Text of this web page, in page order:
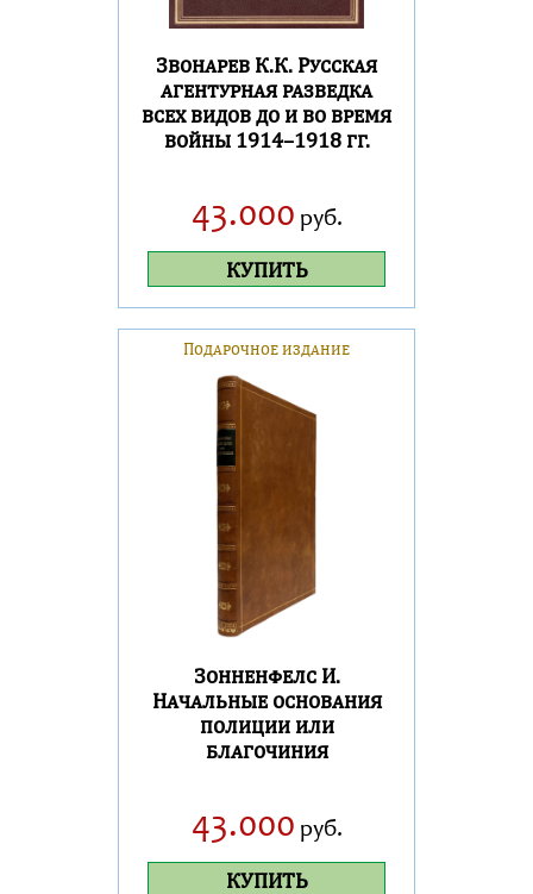
Звонарев К.К. Русская
агентурная разведка
всех видов до и во время
войны 1914–1918 гг.
43.000 руб.
КУПИТЬ
Подарочное издание
Зонненфелс И.
Начальные основания
полиции или
благочиния
43.000 руб.
КУПИТЬ